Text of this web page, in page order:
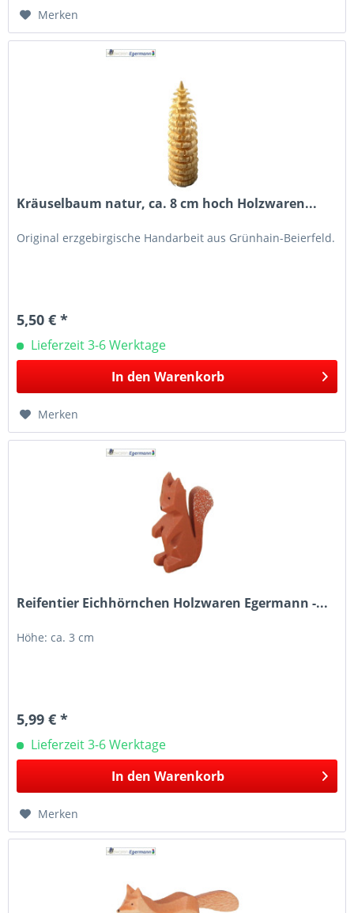
Merken
Kräuselbaum natur, ca. 8 cm hoch Holzwaren...
Original erzgebirgische Handarbeit aus Grünhain-Beierfeld.
5,50 € *
Lieferzeit 3-6 Werktage
In den Warenkorb
Merken
Reifentier Eichhörnchen Holzwaren Egermann -...
Höhe: ca. 3 cm
5,99 € *
Lieferzeit 3-6 Werktage
In den Warenkorb
Merken